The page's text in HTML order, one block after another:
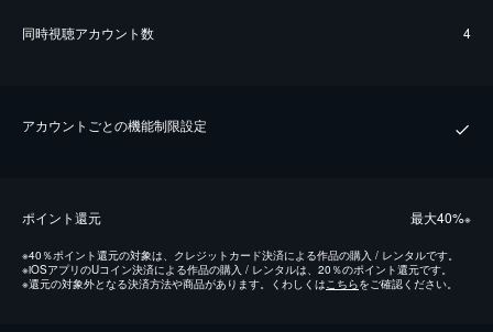
同時視聴アカウント数 4
アカウントごとの機能制限設定
ポイント還元 最⼤40%※
※40％ポイント還元の対象は、クレジットカード決済による作品の購入 / レンタルです。
※iOSアプリのUコイン決済による作品の購入 / レンタルは、20％のポイント還元です。
※還元の対象外となる決済方法や商品があります。くわしくは こちらをご確認ください。